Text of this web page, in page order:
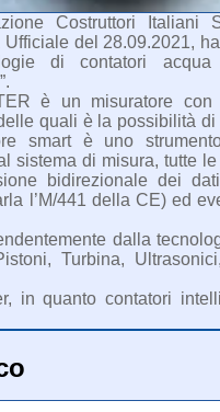
Costruttori Italiani
Ufficiale del 28.09.2021,
di contatori acqua
è un misuratore con
quali è la possibilità di
smart è uno
sistema di misura, tutte
bidirezionale dei
l’M/441 della CE) ed
dalla
Turbina,
in quanto contatori